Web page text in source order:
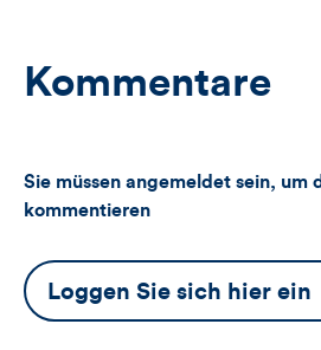
Kommentare
Sie müssen angemeldet sein, um
kommentieren
Dieser
Button
Loggen Sie sich hier ein